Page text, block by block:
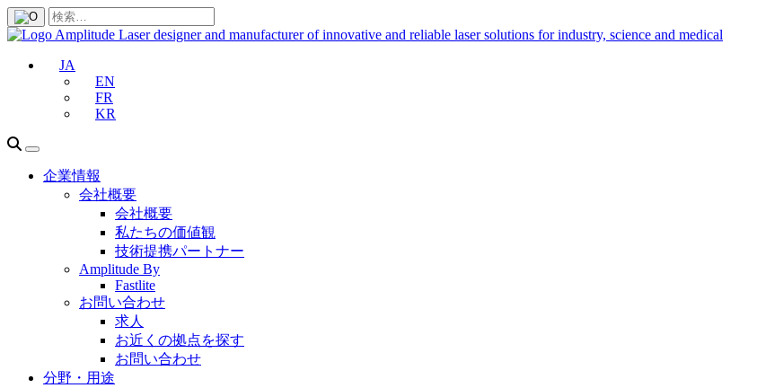
JA
EN
FR
KR
企業情報
会社概要
会社概要
私たちの価値観
技術提携パートナー
Amplitude By
Fastlite
お問い合わせ
求人
お近くの拠点を探す
お問い合わせ
分野・用途